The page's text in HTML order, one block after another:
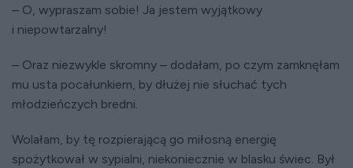
– O, wypraszam sobie! Ja jestem wyjątkowy
i niepowtarzalny!
– Oraz niezwykle skromny – dodałam, po czym zamknęłam
mu usta pocałunkiem, by dłużej nie słuchać tych
młodzieńczych bredni.
Wolałam, by tę rozpierającą go miłosną energię
spożytkował w sypialni, niekoniecznie w blasku świec. Był